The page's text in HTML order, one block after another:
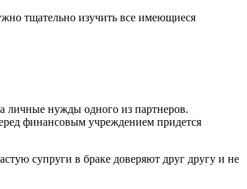
тщательно изучить все имеющиеся
личные нужды одного из партнеров.
финансовым учреждением придется
супруги в браке доверяют друг другу и не